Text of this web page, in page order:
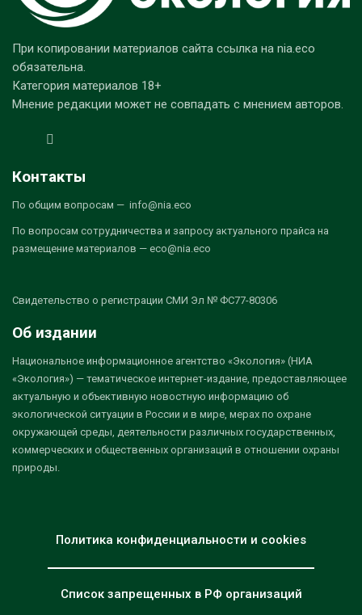
При копировании материалов сайта ссылка на nia.eco
обязательна.
Категория материалов 18+
Мнение редакции может не совпадать с мнением авторов.
Контакты
По общим вопросам — info@nia.eco
По вопросам сотрудничества и запросу актуального прайса на
размещение материалов — eco@nia.eco
Свидетельство о регистрации СМИ Эл № ФС77-80306
Об издании
Национальное информационное агентство «Экология» (НИА
«Экология») — тематическое интернет-издание, предоставляющее
актуальную и объективную новостную информацию об
экологической ситуации в России и в мире, мерах по охране
окружающей среды, деятельности различных государственных,
коммерческих и общественных организаций в отношении охраны
природы.
Политика конфиденциальности и cookies
Список запрещенных в РФ организаций